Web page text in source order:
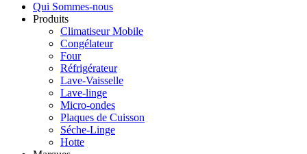
Qui Sommes-nous
Produits
Climatiseur Mobile
Congélateur
Four
Réfrigérateur
Lave-Vaisselle
Lave-linge
Micro-ondes
Plaques de Cuisson
Séche-Linge
Hotte